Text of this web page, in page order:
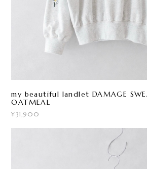
my beautiful landlet DAMAGE
OATMEAL
¥31,900